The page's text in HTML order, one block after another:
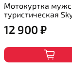
Мотокуртка
туристическая
12 900 ₽